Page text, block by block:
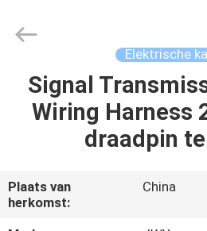
HUIS
PRODUCTEN
ONGEVEER
ONS
Electronic
Co.,Ltd.
Reserved.
Elektrische
Signal
Wiring Harness
draadpin
Plaats van
herkomst:
China